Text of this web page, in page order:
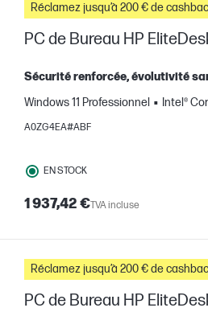
Réclamez jusqu’à 200 € de
PC de Bureau HP
Sécurité renforcée, évolutivité
Windows 11 Professionnel
Intel®
A0ZG4EA#ABF
EN STOCK
1 937,42 €TVA incluse
Réclamez jusqu’à 200 € de
PC de Bureau HP